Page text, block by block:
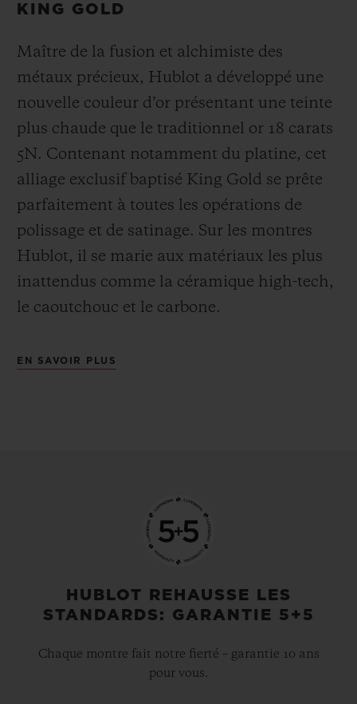
KING GOLD
Maître de la fusion et alchimiste des
métaux précieux, Hublot a développé une
nouvelle couleur d’or présentant une teinte
plus chaude que le traditionnel or 18 carats
5N. Contenant notamment du platine, cet
alliage exclusif baptisé King Gold se prête
parfaitement à toutes les opérations de
polissage et de satinage. Sur les montres
Hublot, il se marie aux matériaux les plus
inattendus comme la céramique high-tech,
le caoutchouc et le carbone.
EN SAVOIR PLUS
HUBLOT REHAUSSE LES
STANDARDS: GARANTIE 5+5
Chaque montre fait notre fierté – garantie 10 ans
pour vous.